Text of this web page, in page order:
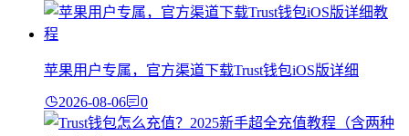
苹果用户专属，官方渠道下载Trust钱包iOS版详细
2026-08-06 0